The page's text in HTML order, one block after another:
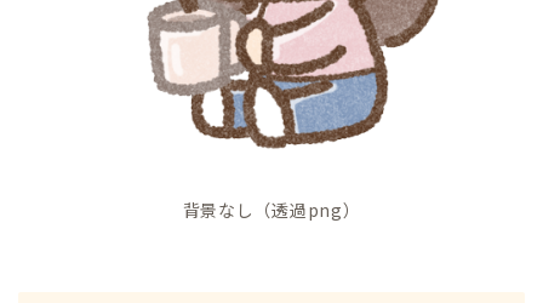
背景なし（透過png）